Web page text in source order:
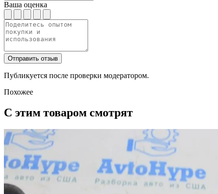
Ваша оценка
Отправить отзыв
Публикуется после проверки модератором.
Похожее
С этим товаром смотрят